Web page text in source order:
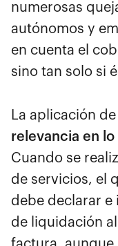
numerosas
autónomos y
en cuenta el
sino tan solo si
La aplicación
relevancia en
Cuando se
de servicios, el
debe declarar e
de liquidación